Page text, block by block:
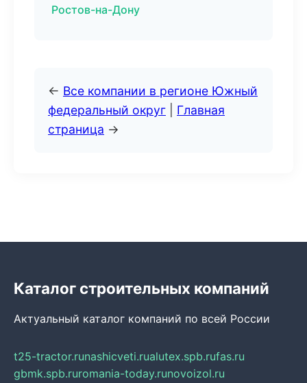
Ростов-на-Дону
← Все компании в регионе Южный
федеральный округ
Главная
страница →
Каталог строительных компаний
Актуальный каталог компаний по всей России
t25-tractor.runashicveti.rualutex.spb.rufas.ru
gbmk.spb.ruromania-today.runovoizol.ru